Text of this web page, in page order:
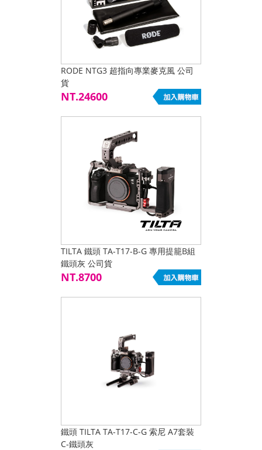
RODE NTG3 超指向專業麥克風 公司
貨
NT.24600
TILTA 鐵頭 TA-T17-B-G 專用提籠B組
鐵頭灰 公司貨
NT.8700
鐵頭 TILTA TA-T17-C-G 索尼 A7套裝
C-鐵頭灰